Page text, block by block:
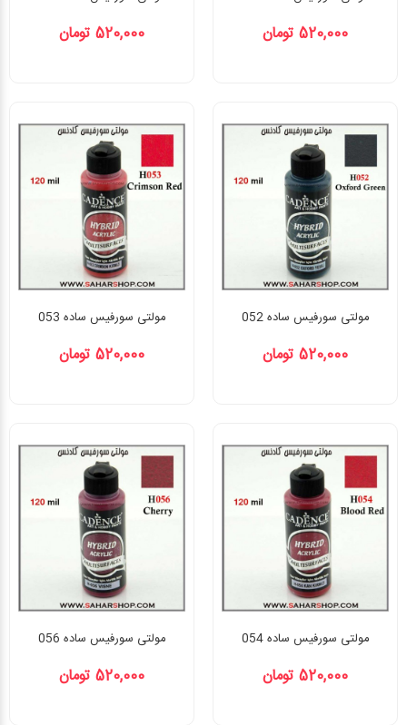
520,000 تومان 520,000 تومان
مولتی سورفیس ساده 052
520,000 تومان
مولتی سورفیس ساده 053
520,000 تومان
مولتی سورفیس ساده 054
520,000 تومان
مولتی سورفیس ساده 056
520,000 تومان